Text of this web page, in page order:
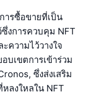
รซื้อขายที่เป็น
ซึ่งการควบคุม NFT
ความไว้วางใจ
บเขตการเข้าร่วม
ซึ่งส่งเสริม
ลงใหลใน NFT